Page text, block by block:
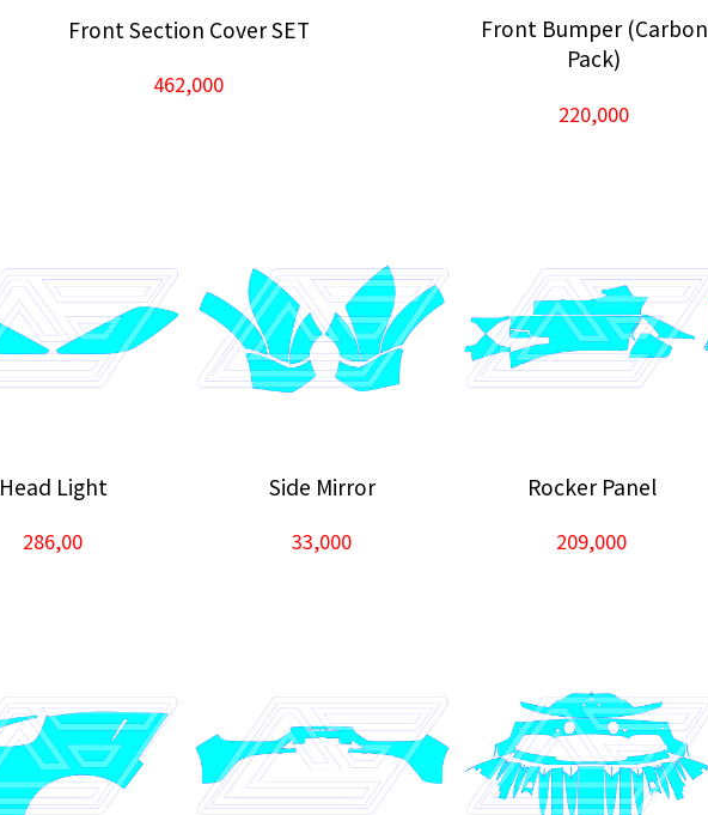
Front Section Cover SET
462,000
Front Bumper (Carbon
Pack)
220,000
Head Light
286,00
Side Mirror
33,000
Rocker Panel
209,000